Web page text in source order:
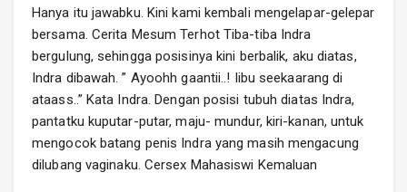
Hanya itu jawabku. Kini kami kembali mengelapar-gelepar
bersama. Cerita Mesum Terhot Tiba-tiba Indra
bergulung, sehingga posisinya kini berbalik, aku diatas,
Indra dibawah. ” Ayoohh gaantii..! Iibu seekaarang di
ataass..” Kata Indra. Dengan posisi tubuh diatas Indra,
pantatku kuputar-putar, maju- mundur, kiri-kanan, untuk
mengocok batang penis Indra yang masih mengacung
dilubang vaginaku. Cersex Mahasiswi Kemaluan